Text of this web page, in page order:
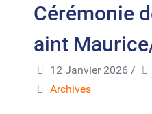
Cérémonie
aint
12 Janvier 2026 /
Archives